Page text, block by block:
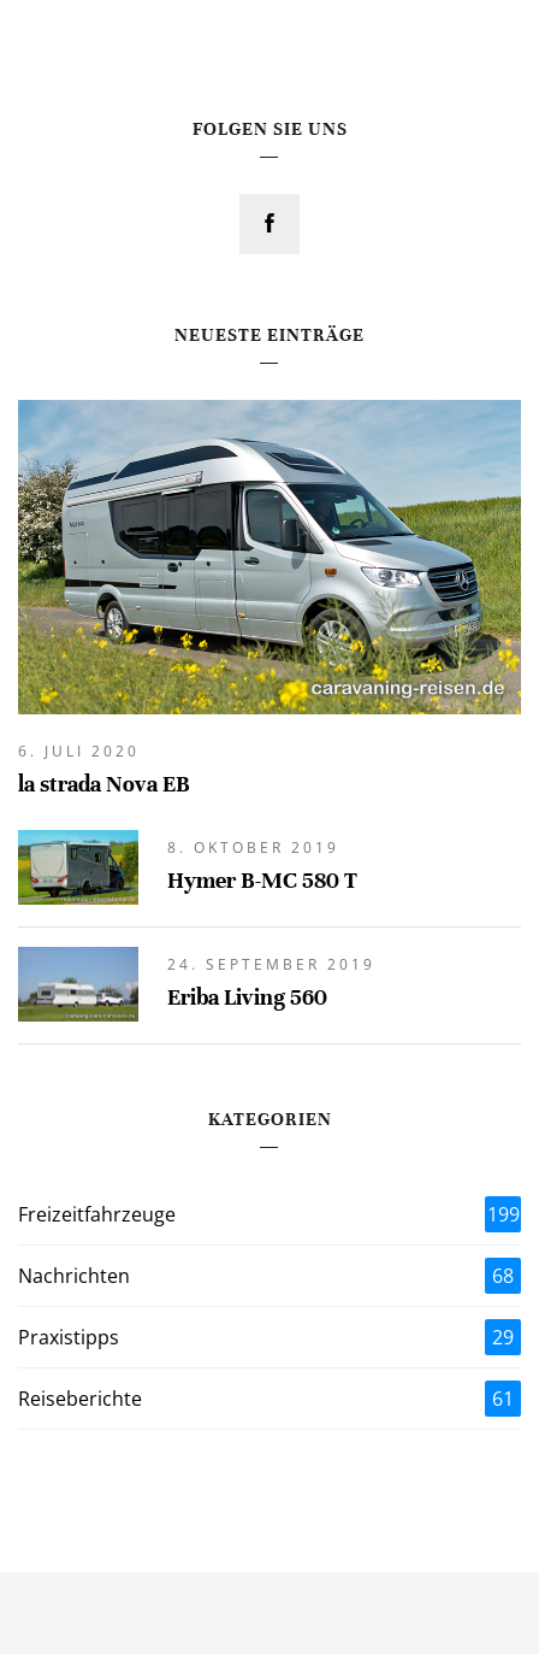
FOLGEN SIE UNS
NEUESTE EINTRÄGE
6. JULI 2020
la strada Nova EB
8. OKTOBER 2019
Hymer B-MC 580 T
24. SEPTEMBER 2019
Eriba Living 560
KATEGORIEN
Freizeitfahrzeuge 199
Nachrichten 68
Praxistipps 29
Reiseberichte 61